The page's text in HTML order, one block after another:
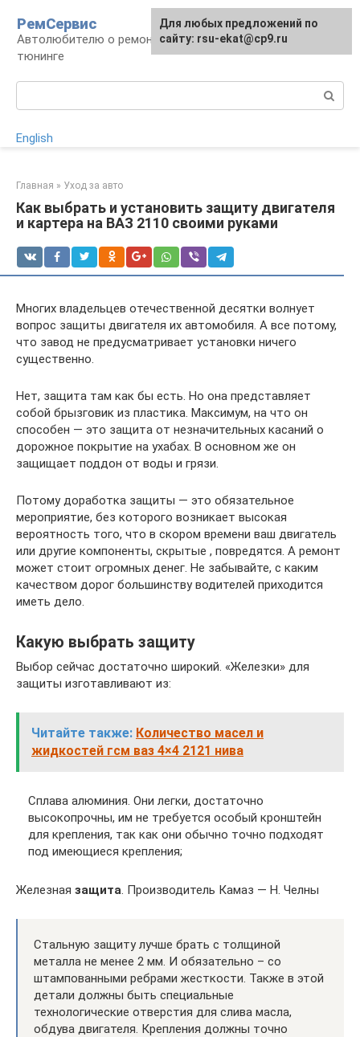
контенту
РемСервис
Автолюбителю о ремонте, обслуживании,
тюнинге
English
Главная » Уход за авто
Как выбрать и установить защиту двигателя
и картера на ВАЗ 2110 своими руками
Многих владельцев отечественной десятки волнует
вопрос защиты двигателя их автомобиля. А все потому,
что завод не предусматривает установки ничего
существенно.
Нет, защита там как бы есть. Но она представляет
собой брызговик из пластика. Максимум, на что он
способен — это защита от незначительных касаний о
дорожное покрытие на ухабах. В основном же он
защищает поддон от воды и грязи.
Потому доработка защиты — это обязательное
мероприятие, без которого возникает высокая
вероятность того, что в скором времени ваш двигатель
или другие компоненты, скрытые , повредятся. А ремонт
может стоит огромных денег. Не забывайте, с каким
качеством дорог большинству водителей приходится
иметь дело.
Какую выбрать защиту
Выбор сейчас достаточно широкий. «Железки» для
защиты изготавливают из:
Читайте также: Количество масел и
жидкостей гсм ваз 4×4 2121 нива
Сплава алюминия. Они легки, достаточно
высокопрочны, им не требуется особый кронштейн
для крепления, так как они обычно точно подходят
под имеющиеся крепления;
Железная защита . Производитель Камаз — Н. Челны
Стальную защиту лучше брать с толщиной
металла не менее 2 мм. И обязательно – со
штампованными ребрами жесткости. Также в этой
детали должны быть специальные
технологические отверстия для слива масла,
обдува двигателя. Крепления должны точно
Для любых предложений по
сайту: rsu-ekat@cp9.ru